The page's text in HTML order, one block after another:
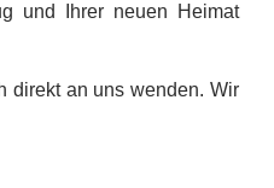
und Ihrer neuen Heimat
direkt an uns wenden. Wir